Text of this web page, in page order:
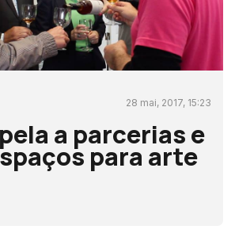
28 mai, 2017, 15:23
a parcerias e
para arte